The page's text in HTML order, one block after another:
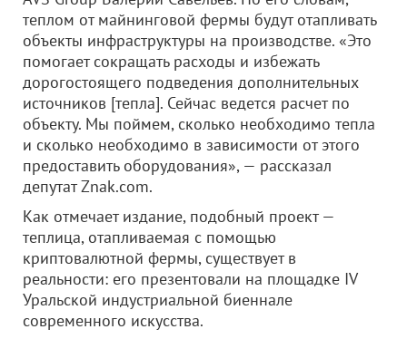
теплом от майнинговой фермы будут отапливать
объекты инфраструктуры на производстве. «Это
помогает сокращать расходы и избежать
дорогостоящего подведения дополнительных
источников [тепла]. Сейчас ведется расчет по
объекту. Мы поймем, сколько необходимо тепла
и сколько необходимо в зависимости от этого
предоставить оборудования», — рассказал
депутат Znak.com.
Как отмечает издание, подобный проект —
теплица, отапливаемая с помощью
криптовалютной фермы, существует в
реальности: его презентовали на площадке IV
Уральской индустриальной биеннале
современного искусства.